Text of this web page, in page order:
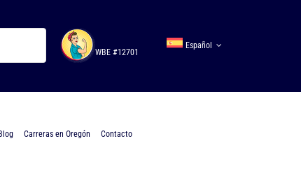
WBE #12701
Español
Blog Carreras en Oregón Contacto